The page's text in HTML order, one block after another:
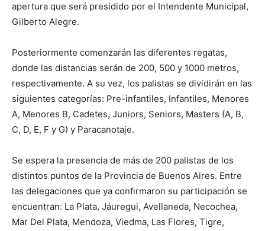
apertura que será presidido por el Intendente Municipal,
Gilberto Alegre.
Posteriormente comenzarán las diferentes regatas,
donde las distancias serán de 200, 500 y 1000 metros,
respectivamente. A su vez, los palistas se dividirán en las
siguientes categorías: Pre-infantiles, Infantiles, Menores
A, Menores B, Cadetes, Juniors, Seniors, Masters (A, B,
C, D, E, F y G) y Paracanotaje.
Se espera la presencia de más de 200 palistas de los
distintos puntos de la Provincia de Buenos Aires. Entre
las delegaciones que ya confirmaron su participación se
encuentran: La Plata, Jáuregui, Avellaneda, Necochea,
Mar Del Plata, Mendoza, Viedma, Las Flores, Tigre,